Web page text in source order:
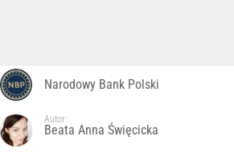
Narodowy Bank Polski
Autor:
Beata Anna Święcicka